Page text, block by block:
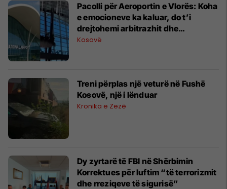
Pacolli për Aeroportin e Vlorës: Koha
e emocioneve ka kaluar, do t’i
drejtohemi arbitrazhit dhe
drejtësisë
Kosovë
Treni përplas një veturë në Fushë
Kosovë, një i lënduar
Kronika e Zezë
Dy zyrtarë të FBI në Shërbimin
Korrektues për luftim “të terrorizmit
dhe rreziqeve të sigurisë”